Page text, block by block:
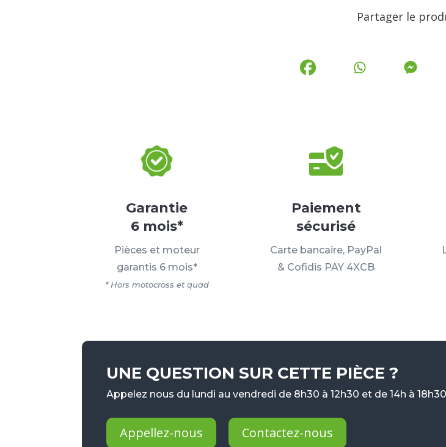
Partager le
Garantie
6 mois*
Pièces et moteur
garantis 6 mois*
* Hors motocross et quad
Paiement
sécurisé
Carte bancaire, PayPal
& Cofidis PAY 4XCB
UNE QUESTION SUR CETTE PIÈCE ?
Appelez nous du lundi au vendredi de 8h30 à 12h30 et de 14h à
Appellez-nous Contactez-nous